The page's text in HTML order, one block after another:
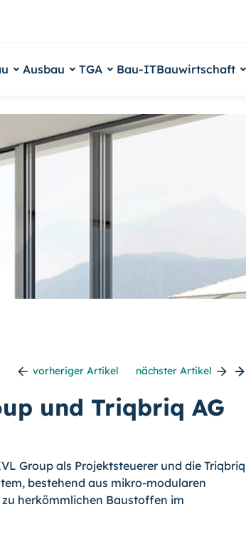
Ausbau TGA Bau-ITBauwirtschaft
vorheriger Artikel nächster Artikel
und Triqbriq AG
Group als Projektsteuerer und die Triqbriq
bestehend aus mikro-modularen
herkömmlichen Baustoffen im